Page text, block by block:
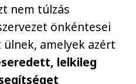
nem túlzás
önkéntesei
amelyek azért
lelkileg